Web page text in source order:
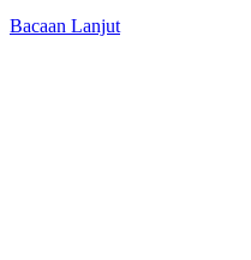
Bacaan Lanjut